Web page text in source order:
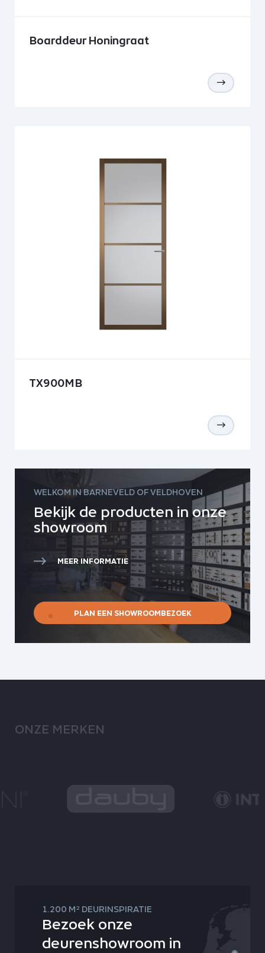
Boarddeur Honingraat
TX900MB
WELKOM IN BARNEVELD OF VELDHOVEN
Bekijk de producten in onze
showroom
MEER INFORMATIE
PLAN EEN SHOWROOMBEZOEK
ONZE MERKEN
1.200 M2 DEURINSPIRATIE
Bezoek onze
deurenshowroom in